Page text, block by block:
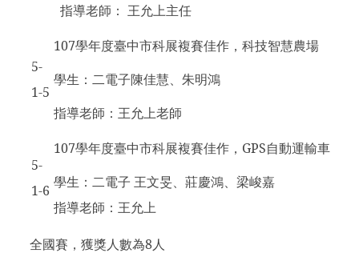
指導老師： 王允上主任
5-
1-5
107學年度臺中市科展複賽佳作，科技智慧農場
學生：二電子陳佳慧、朱明鴻
指導老師：王允上老師
5-
1-6
107學年度臺中市科展複賽佳作，GPS自動運輸車
學生：二電子 王文旻、莊慶鴻、梁峻嘉
指導老師：王允上
全國賽，獲獎人數為8人